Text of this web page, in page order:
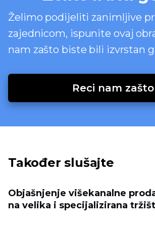
Želimo podijeliti zanimljive
zajednicom, ispunite ovaj
nam zašto biste bili izvrstan
Reci nam zašto
Također slušajte
Objašnjenje višekanalne
na velika i specijalizirana